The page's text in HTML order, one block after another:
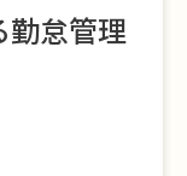
勤怠管理